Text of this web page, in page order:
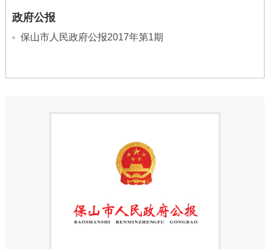
政府公报
保山市人民政府公报2017年第1期